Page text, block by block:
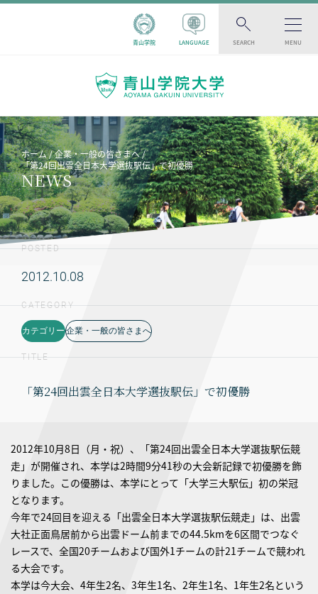
青山学院 LANGUAGE SEARCH MENU
ホーム
企業・一般の皆さまへ
「第24回出雲全日本大学選抜駅伝」で初優勝
NEWS
POSTED
2012.10.08
CATEGORY
カテゴリー 企業・一般の皆さまへ
TITLE
「第24回出雲全日本大学選抜駅伝」で初優勝
2012年10月8日（月・祝）、「第24回出雲全日本大学選抜駅伝競
走」が開催され、本学は2時間9分41秒の大会新記録で初優勝を飾
りました。この優勝は、本学にとって「大学三大駅伝」初の栄冠
となります。
今年で24回目を迎える「出雲全日本大学選抜駅伝競走」は、出雲
大社正面鳥居前から出雲ドーム前までの44.5kmを6区間でつなぐ
レースで、全国20チームおよび国外1チームの計21チームで競われ
る大会です。
本学は今大会、4年生2名、3年生1名、2年生1名、1年生2名という